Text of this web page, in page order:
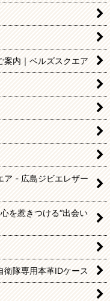
案内｜ベルズスクエア
ア - 広島ジビエレザー
を惹きつける“出会い
衛隊専用本革IDケース